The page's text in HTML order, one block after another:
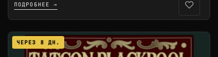
ПОДРОБНЕЕ →
ЧЕРЕЗ 8 ДН.